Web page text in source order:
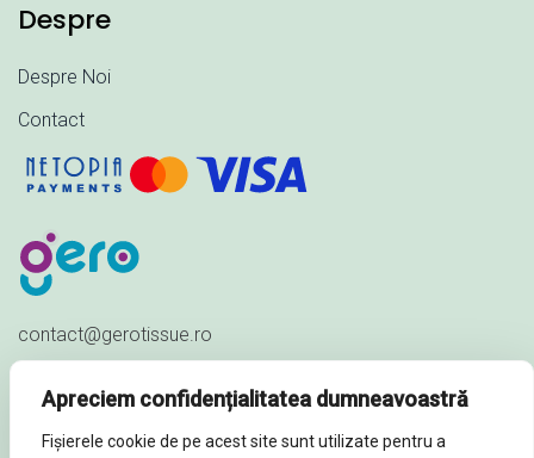
Apreciem confidențialitatea dumneavoastră
Fișierele cookie de pe acest site sunt utilizate pentru a
Despre
Despre Noi
Contact
contact@gerotissue.ro
Str. Al. Ioan Cuza nr. 23,
Sat Păuleștii Noi, Comuna Păulești,